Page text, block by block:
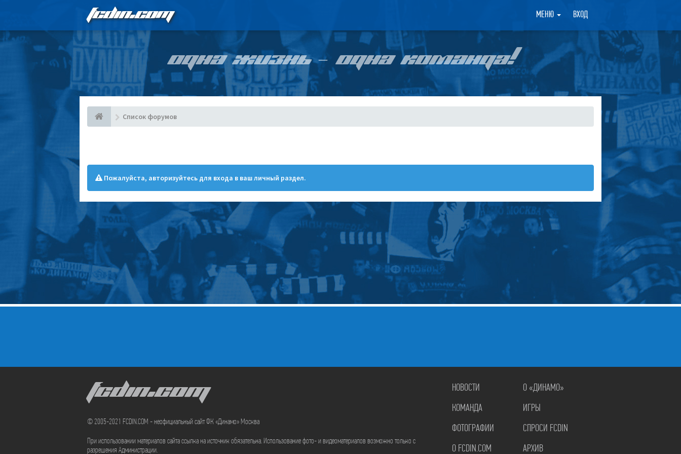
FCDIN.COM МЕНЮ ВХОД ×
ОДНА ЖИЗНЬ – ОДНА КОМАНДА!
Список форумов
Пожалуйста, авторизуйтесь для входа в ваш личный раздел.
FCDIN.COM
© 2005-2021 FCDIN.COM - неофициальный сайт ФК «Динамо» Москва
При использовании материалов сайта ссылка на источник обязательна. Использование фото- и видеоматериалов возможно только с
разрешения Администрации.
НОВОСТИ
О «ДИНАМО»
КОМАНДА
ИГРЫ
ФОТОГРАФИИ
СПРОСИ FCDIN
О FCDIN.COM
АРХИВ